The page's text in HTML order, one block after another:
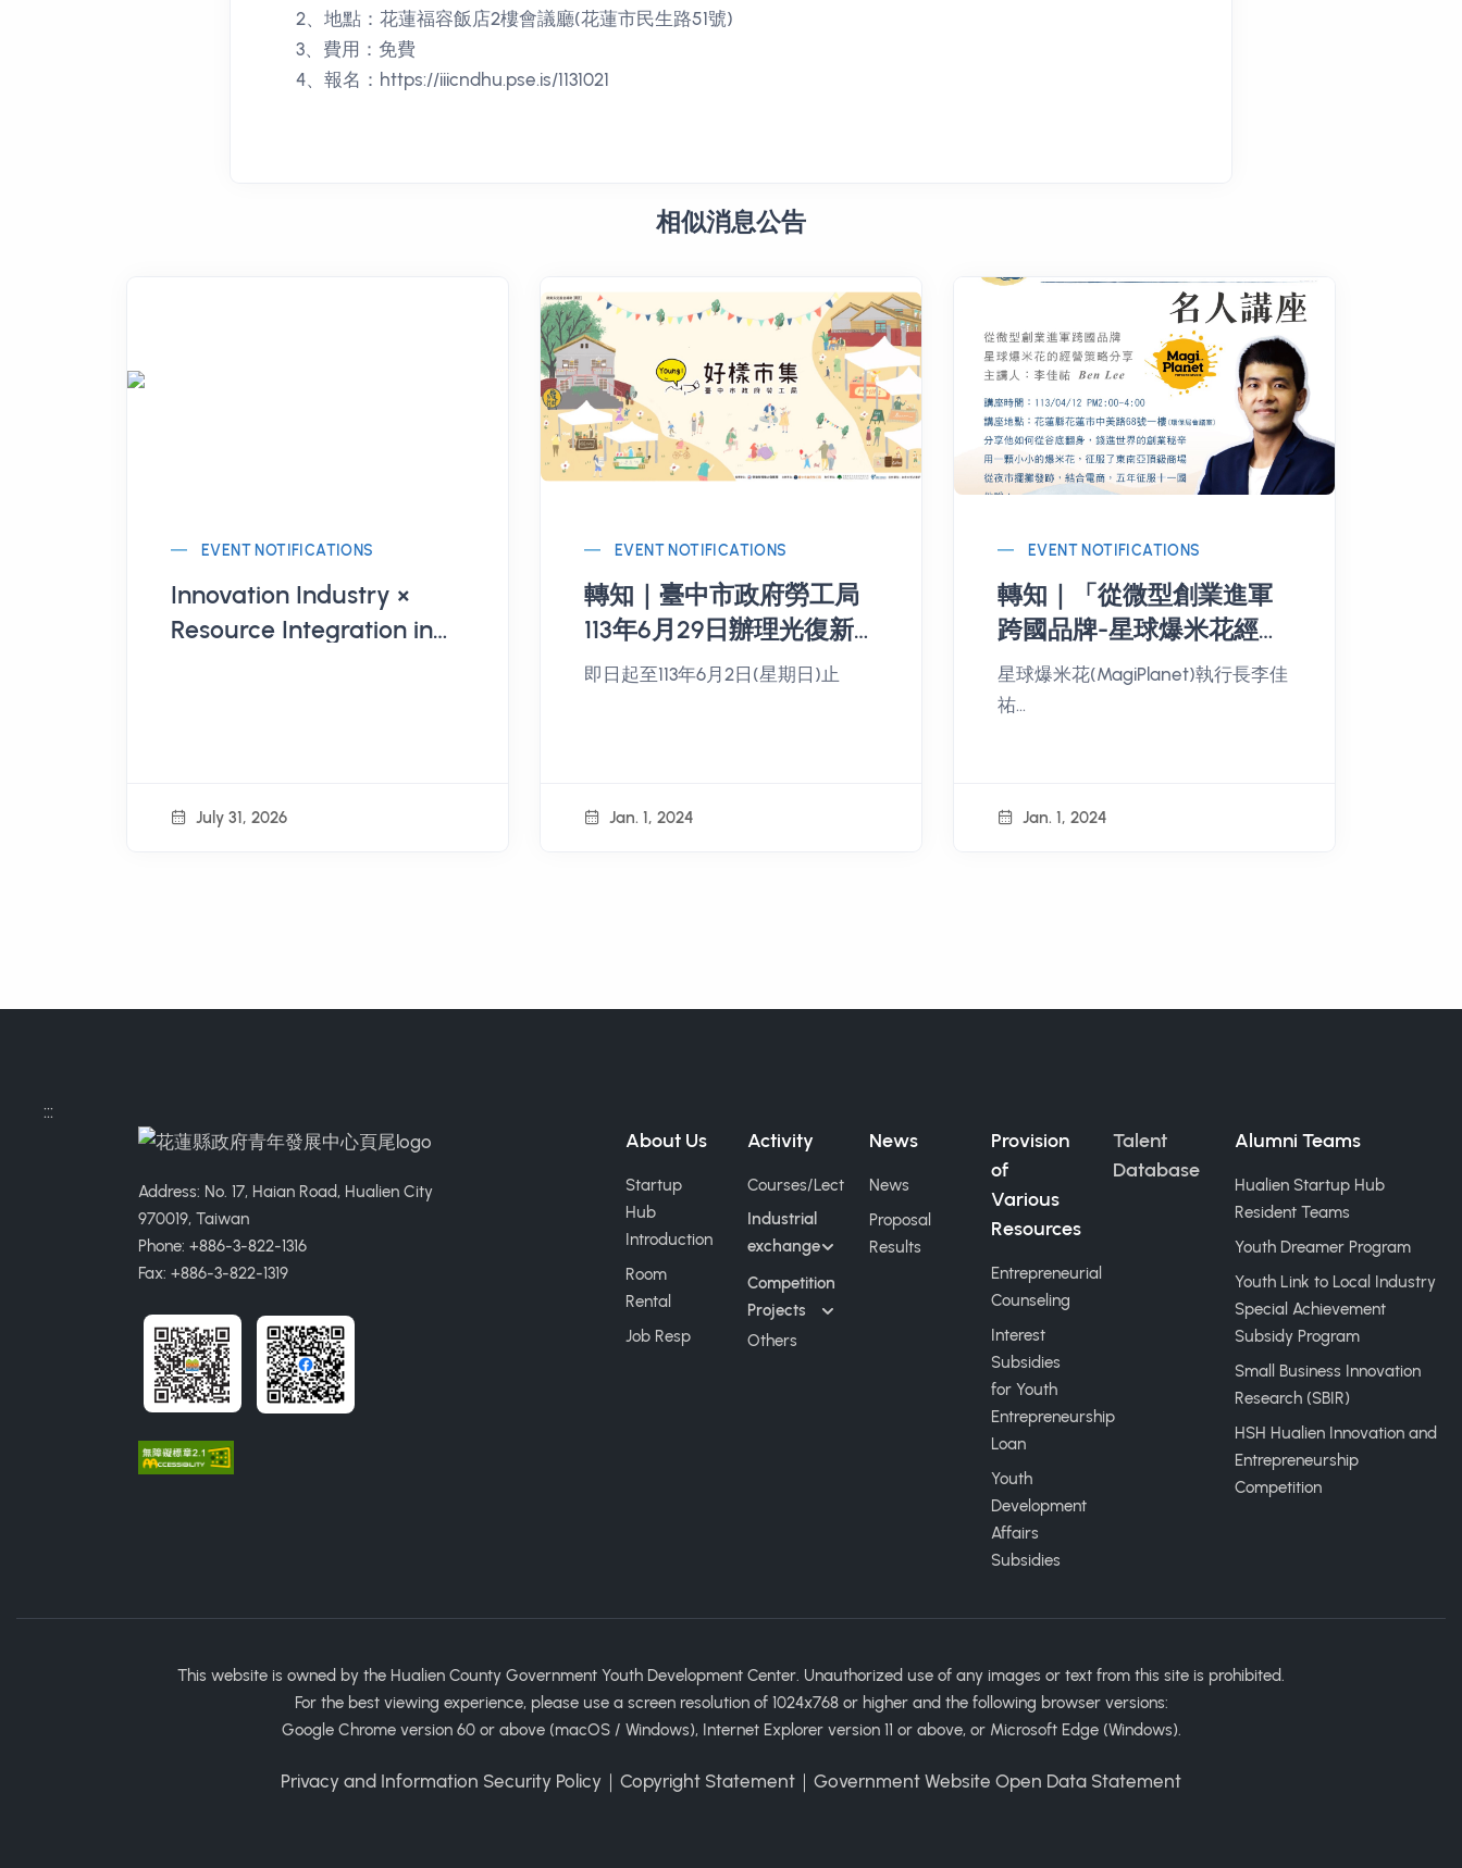
2、地點：花蓮福容飯店2樓會議廳(花蓮市民生路51號)
3、費用：免費
4、報名：https://iiicndhu.pse.is/1131021
相似消息公告
EVENT NOTIFICATIONS
Innovation Industry ×
Resource Integration in
July 31, 2026
EVENT NOTIFICATIONS
轉知｜臺中市政府勞工局
113年6月29日辦理光復新
村好樣市集第5場次~◆ 攤
即日起至113年6月2日(星期日)止
Jan. 1, 2024
EVENT NOTIFICATIONS
轉知｜「從微型創業進軍
跨國品牌-星球爆米花經營
策略分享」輔導講座
星球爆米花(MagiPlanet)執行長李佳
祐
Jan. 1, 2024
:::
Address: No. 17, Haian Road, Hualien City
970019, Taiwan
Phone: +886-3-822-1316
Fax: +886-3-822-1319
About Us
Startup
Hub
Introduction
Room
Rental
Job Resp
Activity
Courses/Lect
Industrial
exchange
Competition
Projects
Others
News
News
Proposal
Results
Provision
of
Various
Resources
Entrepreneurial
Counseling
Interest
Subsidies
for Youth
Entrepreneurship
Loan
Youth
Development
Affairs
Subsidies
Talent
Database
Alumni Teams
Hualien Startup Hub
Resident Teams
Youth Dreamer Program
Youth Link to Local Industry
Special Achievement
Subsidy Program
Small Business Innovation
Research (SBIR)
HSH Hualien Innovation and
Entrepreneurship
Competition
This website is owned by the Hualien County Government Youth Development Center. Unauthorized use of any images or text from this site is prohibited.
For the best viewing experience, please use a screen resolution of 1024x768 or higher and the following browser versions:
Google Chrome version 60 or above (macOS / Windows), Internet Explorer version 11 or above, or Microsoft Edge (Windows).
Privacy and Information Security Policy ｜ Copyright Statement ｜ Government Website Open Data Statement